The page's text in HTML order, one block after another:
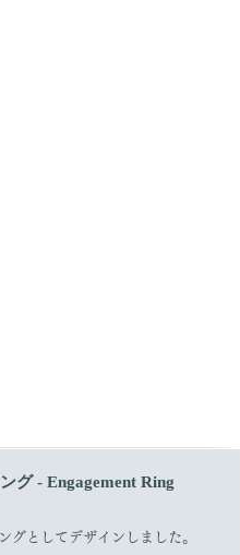
グ - Engagement Ring
グとしてデザインしました。